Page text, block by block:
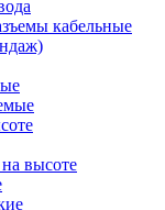
кабельные
высоте